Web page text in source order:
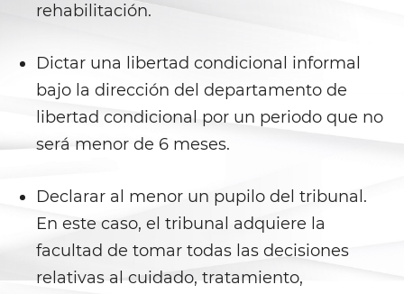
Libertad Condicional para
Menores
Proyecto de Ley del Senado SB
439
Sello de Registros Juveniles
rehabilitación.
Dictar una libertad condicional informal
bajo la dirección del departamento de
libertad condicional por un periodo que no
será menor de 6 meses.
Declarar al menor un pupilo del tribunal.
En este caso, el tribunal adquiere la
facultad de tomar todas las decisiones
relativas al cuidado, tratamiento,